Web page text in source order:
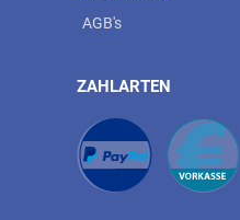
AGB's
ZAHLARTEN